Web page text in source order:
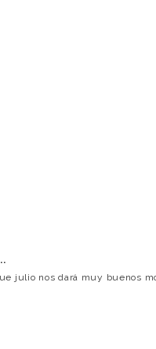
julio nos dará muy buenos